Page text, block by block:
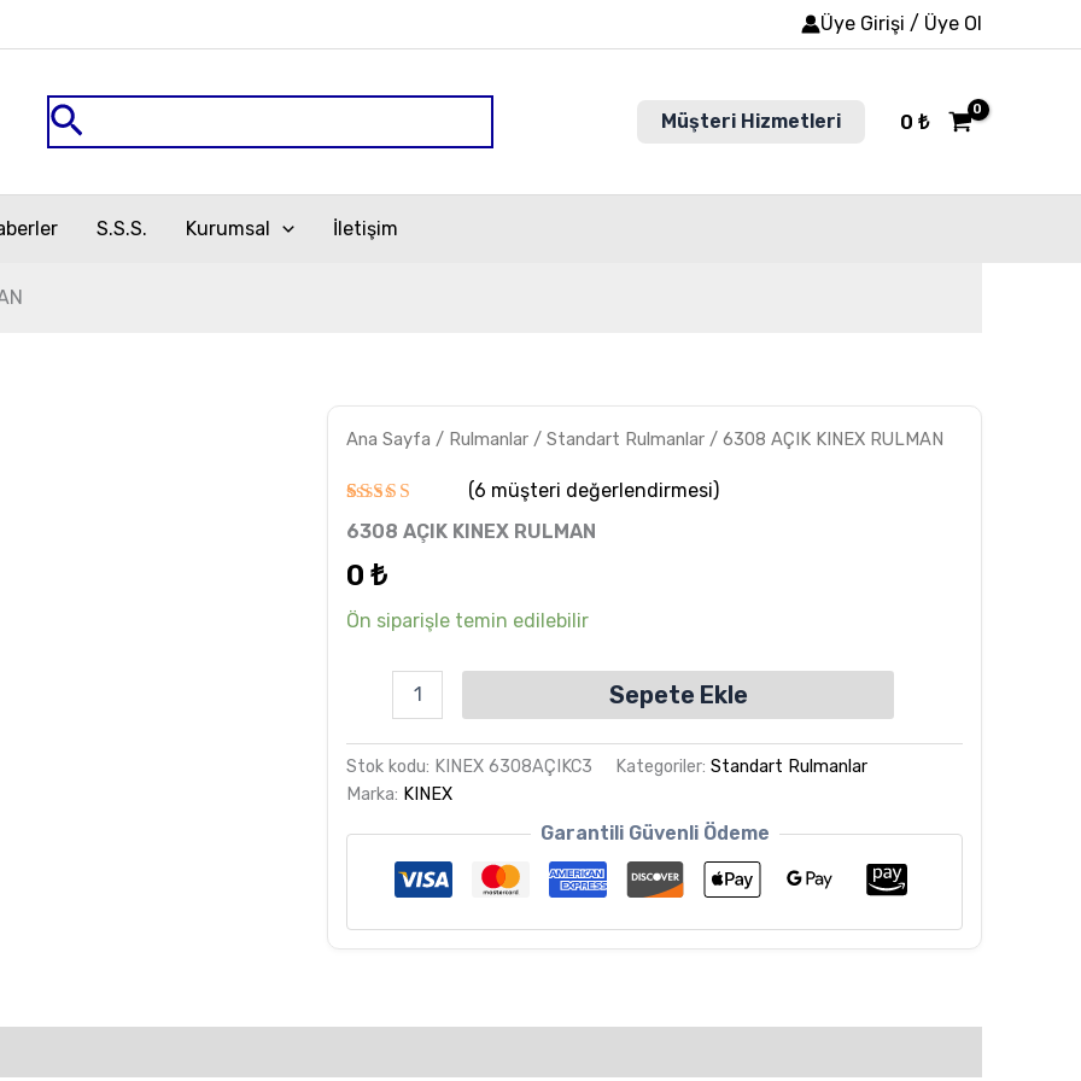
Üye Girişi / Üye Ol
Arama Müşteri Hizmetleri 0 ₺
S.S.S. Kurumsal İletişim
Ana Sayfa / Rulmanlar /Standart Rulmanlar / 6308 AÇIK KINEX RULMAN
6müşteri
puanına
5 üzerinden
aldı
(6 müşteri değerlendirmesi)
6308 AÇIK KINEX RULMAN
0₺
Ön siparişle temin edilebilir
AÇIK
RULMAN
Sepete Ekle
Stok kodu: KINEX 6308AÇIKC3 Kategoriler:Standart Rulmanlar
Marka: KINEX
Garantili Güvenli Ödeme